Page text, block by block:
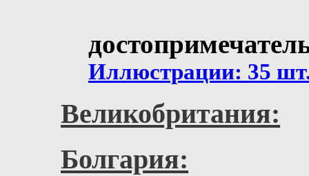
Иллюстрации: 35
Великобритания:
Болгария: